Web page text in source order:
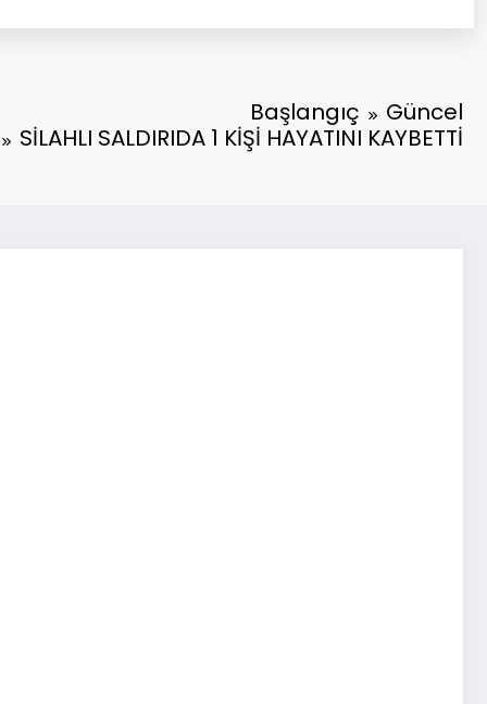
Başlangıç
Güncel
SİLAHLI SALDIRIDA 1 KİŞİ HAYATINI KAYBETTİ